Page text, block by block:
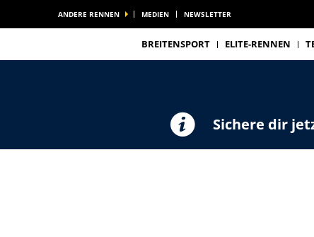
ANDERE RENNEN MEDIEN NEWSLETTER
BREITENSPORT ELITE-RENNEN
Sichere dir